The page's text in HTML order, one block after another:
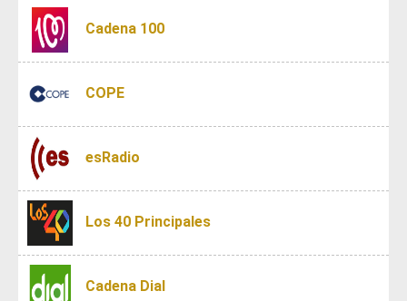
Cadena 100
COPE
esRadio
Los 40 Principales
Cadena Dial